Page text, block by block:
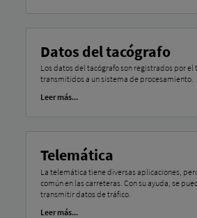
Datos del tacógrafo
Los datos del tacógrafo son registrados por el
transmitidos a un sistema de procesamiento.
Leer más...
Telemática
La telemática tiene diversas aplicaciones,
común en las carreteras. Con su ayuda, se
transmitir datos de tráfico.
Leer más...